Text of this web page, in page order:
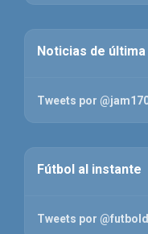
Noticias de última
Tweets por
Fútbol al instante
Tweets por